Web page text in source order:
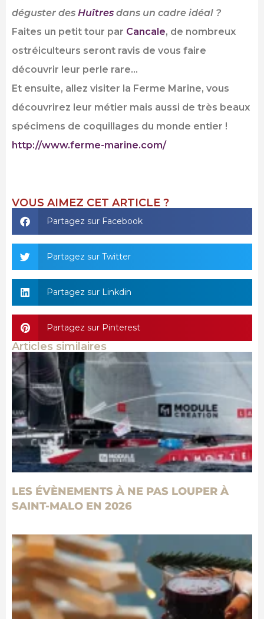
déguster des Huîtres dans un cadre idéal ?
Faites un petit tour par Cancale, de nombreux
ostréiculteurs seront ravis de vous faire
découvrir leur perle rare…
Et ensuite, allez visiter la Ferme Marine, vous
découvrirez leur métier mais aussi de très beaux
spécimens de coquillages du monde entier !
http://www.ferme-marine.com/
VOUS AIMEZ CET ARTICLE ?
Partagez sur Facebook
Partagez sur Twitter
Partagez sur Linkdin
Partagez sur Pinterest
Articles similaires
LES ÉVÈNEMENTS À NE PAS LOUPER À
SAINT-MALO EN 2026